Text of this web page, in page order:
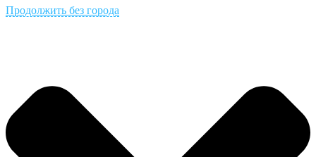
Продолжить без города